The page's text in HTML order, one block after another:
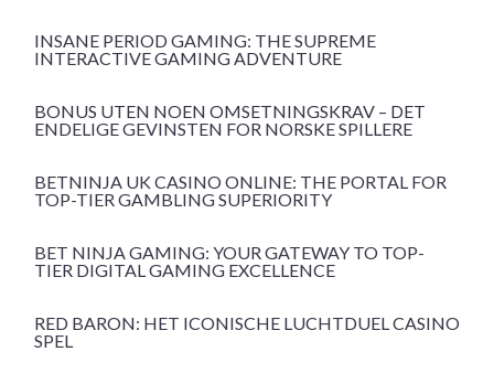
INSANE PERIOD GAMING: THE SUPREME
INTERACTIVE GAMING ADVENTURE
BONUS UTEN NOEN OMSETNINGSKRAV – DET
ENDELIGE GEVINSTEN FOR NORSKE SPILLERE
BETNINJA UK CASINO ONLINE: THE PORTAL FOR
TOP-TIER GAMBLING SUPERIORITY
BET NINJA GAMING: YOUR GATEWAY TO TOP-
TIER DIGITAL GAMING EXCELLENCE
RED BARON: HET ICONISCHE LUCHTDUEL CASINO
SPEL